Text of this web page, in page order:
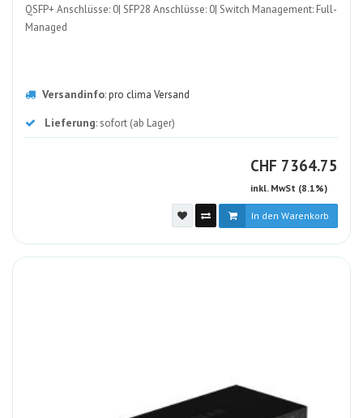
QSFP+ Anschlüsse: 0| SFP28 Anschlüsse: 0| Switch Management: Full-
Managed
Versandinfo:pro clima Versand
Lieferung: sofort (ab Lager)
CHF CHF
7364.75
inkl. MwSt (8.1%)
In den Warenkorb